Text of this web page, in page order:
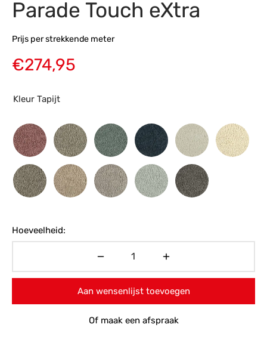
Parade Touch eXtra
Prijs per strekkende meter
€274,95
Kleur Tapijt
Hoeveelheid:
Aan wensenlijst toevoegen
Of maak een afspraak